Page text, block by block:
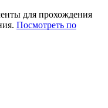
для прохождения
Посмотреть по